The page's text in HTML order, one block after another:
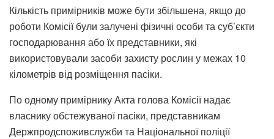
Кількість примірників може бути збільшена, якщо до
роботи Комісії були залучені фізичні особи та суб’єкти
господарювання або їх представники, які
використовували засоби захисту рослин у межах 10
кілометрів від розміщення пасіки.
По одному примірнику Акта голова Комісії надає
власнику обстежуваної пасіки, представникам
Держпродспоживслужби та Національної поліції